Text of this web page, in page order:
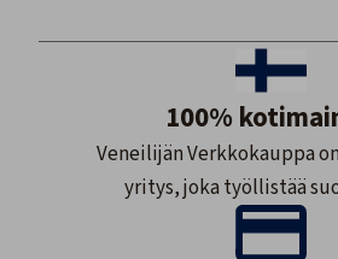
100%
Veneilijän Verkkokauppa
yritys, joka työllistää